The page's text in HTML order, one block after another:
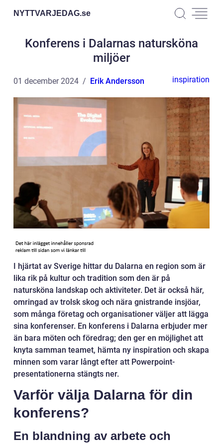
NYTTVARJEDAG.se
Konferens i Dalarnas natursköna
miljöer
01 december 2024 Erik Andersson inspiration
I hjärtat av Sverige hittar du Dalarna en region som är
lika rik på kultur och tradition som den är på
natursköna landskap och aktiviteter. Det är också här,
omringad av trolsk skog och nära gnistrande insjöar,
som många företag och organisationer väljer att lägga
sina konferenser. En konferens i Dalarna erbjuder mer
än bara möten och föredrag; den ger en möjlighet att
knyta samman teamet, hämta ny inspiration och skapa
minnen som varar långt efter att Powerpoint-
presentationerna stängts ner.
Varför välja Dalarna för din
konferens?
En blandning av arbete och